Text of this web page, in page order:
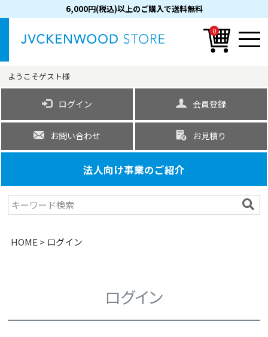
6,000円(税込)以上のご購入で送料無料
0
ようこそゲスト様
ログイン 会員登録
お問い合わせ お見積り
法人向け事業のご紹介
HOME ログイン
ログイン